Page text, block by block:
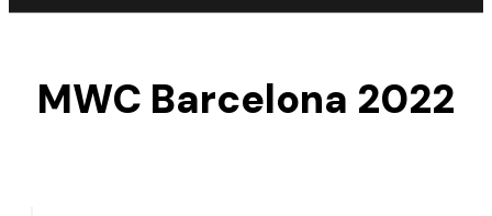
MWC Barcelona 2022